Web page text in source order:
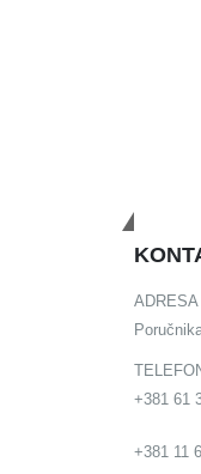
ADRESA
+381 61
+381 11